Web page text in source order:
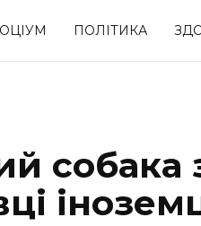
ПОЛІТИКА
Спорт